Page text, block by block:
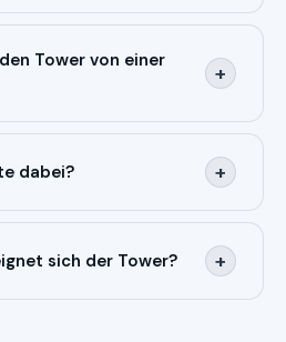
buchbar – inklusive
Blitzanlage, Requisiten,
Den genauen Preis
Tower von einer
+
Variante: edles,
professionelle Blitzanlage in
– klassische
im 10x15-Format.
dabei? +
deine Gäste unbegrenzt.
digital in deiner eigenen
sich der Tower? +